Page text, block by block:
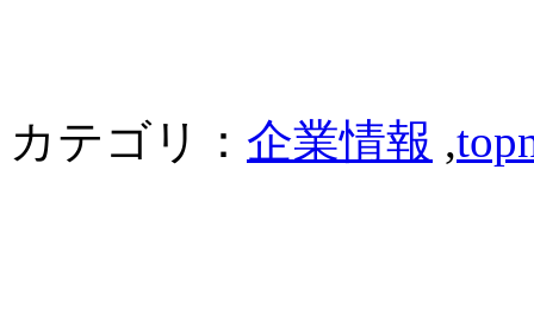
カテゴリ： 企業情報 ,